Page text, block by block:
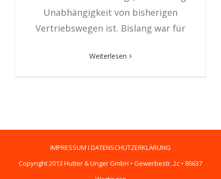
Unabhängigkeit von bisherigen
Vertriebswegen ist. Bislang war für
Weiterlesen
IMPRESSUM I DATENSCHUTZERKLÄRUNG
Copyright 2013 Hutter & Unger GmbH • Gewerbestr. 2c • 86637